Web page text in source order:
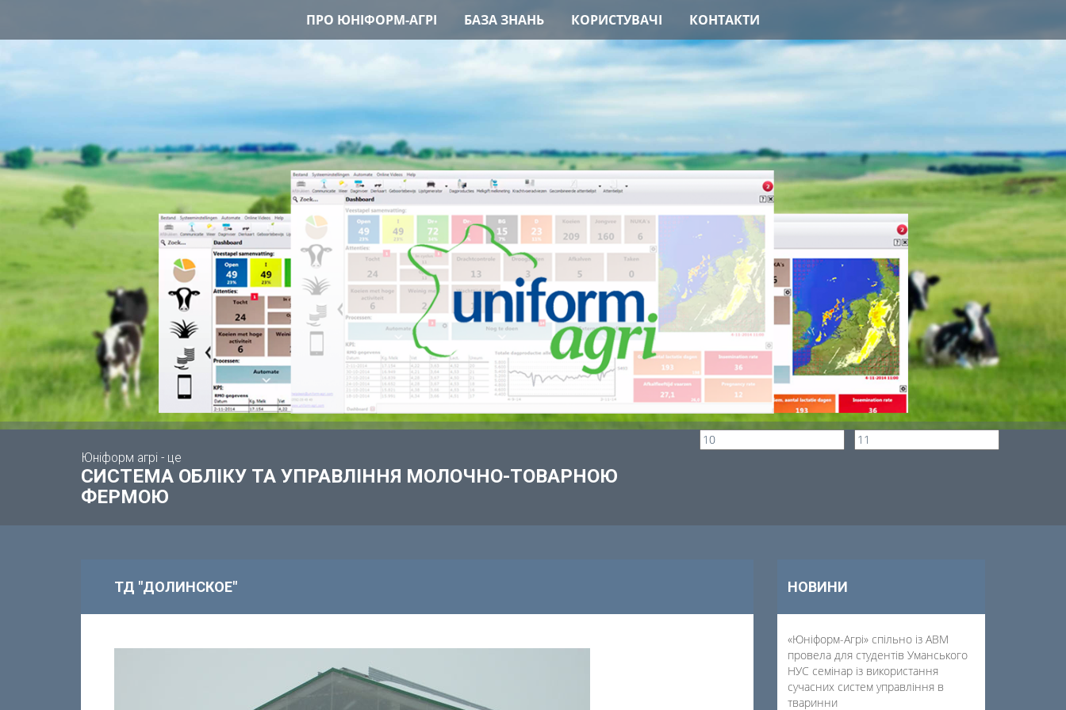
ПРО ЮНІФОРМ-АГРІ БАЗА ЗНАНЬ КОРИСТУВАЧІ КОНТАКТИ
Юніформ агрі - це
СИСТЕМА ОБЛІКУ ТА УПРАВЛІННЯ МОЛОЧНО-ТОВАРНОЮ
ФЕРМОЮ
ТД "ДОЛИНСКОЕ" НОВИНИ
«Юніформ-Агрі» спільно із АВМ
провела для студентів Уманського
НУС семінар із використання
сучасних систем управління в
тваринни